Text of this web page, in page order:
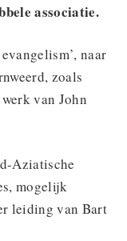
associatie.
naar
zoals
van John
Aziatische
mogelijk
leiding van Bart